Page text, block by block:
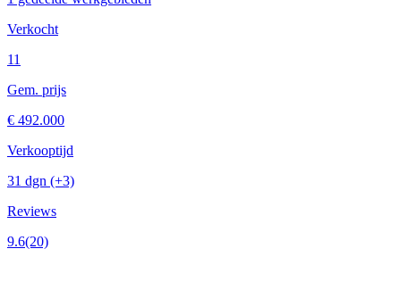
Verkocht
11
Gem. prijs
€ 492.000
Verkooptijd
31 dgn (+3)
Reviews
9.6(20)